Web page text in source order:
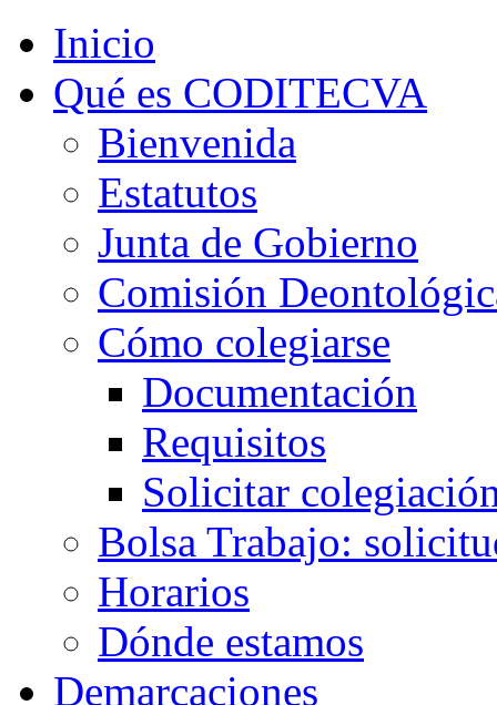
Inicio
Qué es CODITECVA
Bienvenida
Estatutos
Junta de Gobierno
Comisión
Cómo colegiarse
Documentación
Requisitos
Solicitar
Bolsa Trabajo:
Horarios
Dónde estamos
Demarcaciones